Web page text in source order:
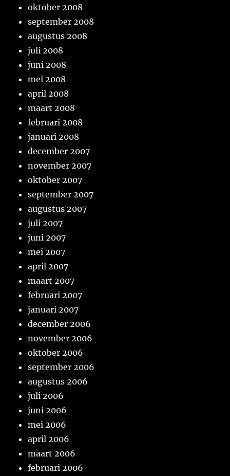
oktober 2008
september 2008
augustus 2008
juli 2008
juni 2008
mei 2008
april 2008
maart 2008
februari 2008
januari 2008
december 2007
november 2007
oktober 2007
september 2007
augustus 2007
juli 2007
juni 2007
mei 2007
april 2007
maart 2007
februari 2007
januari 2007
december 2006
november 2006
oktober 2006
september 2006
augustus 2006
juli 2006
juni 2006
mei 2006
april 2006
maart 2006
februari 2006